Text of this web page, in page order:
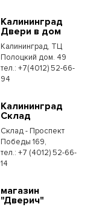
Калининград
Двери в дом
Калининград, ТЦ
Полоцкий дом. 49
тел.: +7(4012) 52-66-
94
Калининград
Склад
Склад - Проспект
Победы 169,
тел.:​ +7 (4012) 52-66-
14
магазин
"Дверич"